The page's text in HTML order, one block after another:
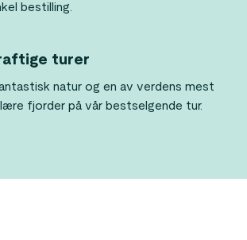
bestilling.
turer
natur og en av verdens mest
fjorder på vår bestselgende tur.